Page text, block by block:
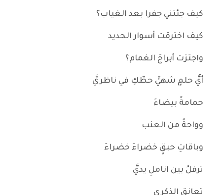
كيف جئتني جفرا بعد الغياب؟
كيف اخترقت أسوار الحديد
واجتزت أبراجَ الغمام؟
أيُّ حلمٍ شهيٍّ حطّكِ في ناظريَّ
حمامةً بيضاءَ
وواحةً من العنب
وباقاتِ حبقٍ خضراءَ خضراءَ
ترفلُ بين اناملِ يديَّ
تعانق الذكرى